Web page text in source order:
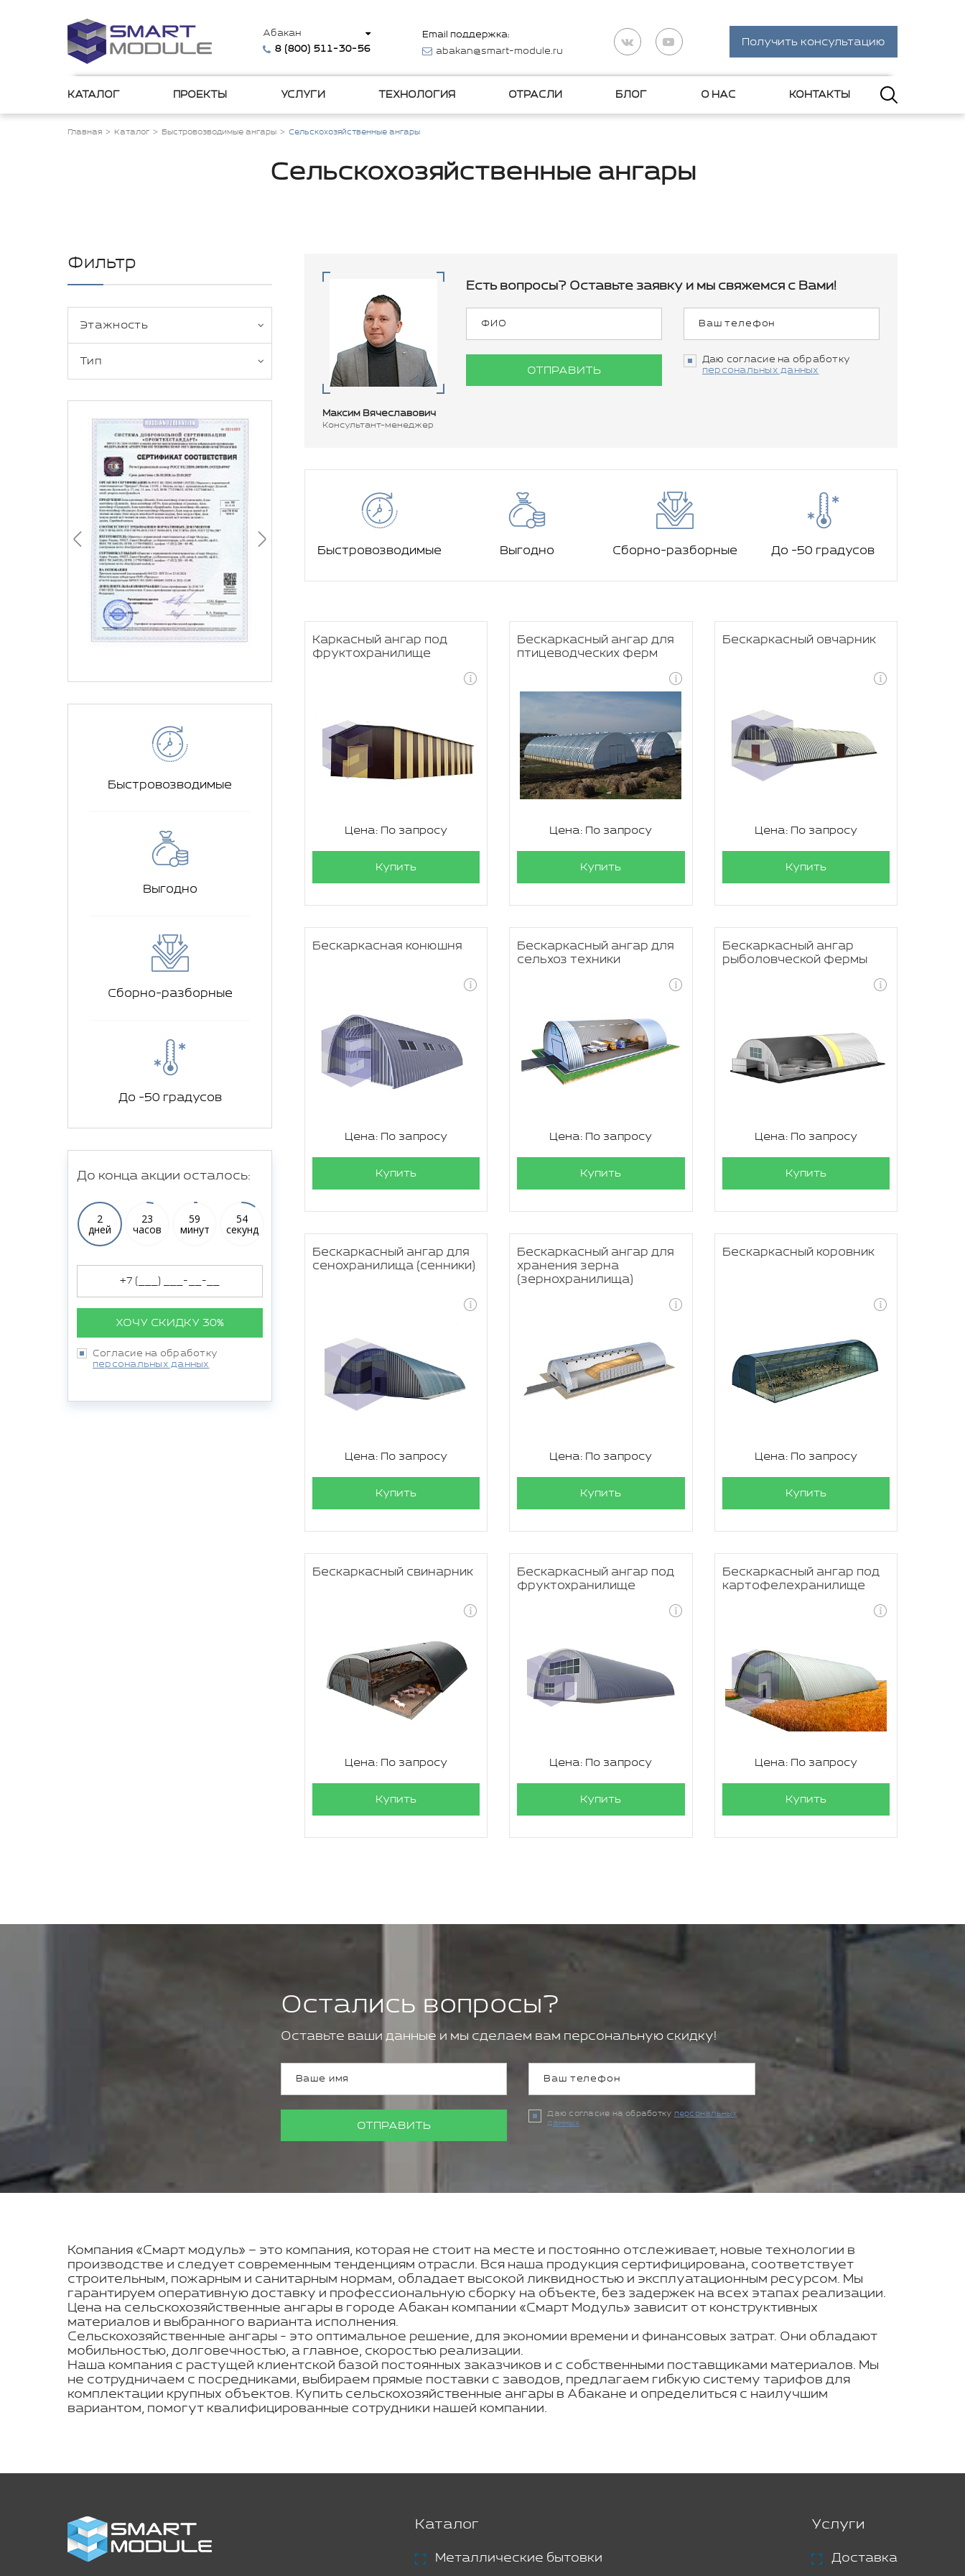
Абакан
8 (800) 511-30-56
Email поддержка:
abakan@smart-module.ru
Получить консультацию
КАТАЛОГ ПРОЕКТЫ УСЛУГИ ТЕХНОЛОГИЯ ОТРАСЛИ БЛОГ О НАС КОНТАКТЫ
Главная Каталог Быстровозводимые ангары Сельскохозяйственные ангары
Сельскохозяйственные ангары
Фильтр
Этажность
Тип
Быстровозводимые
Выгодно
Сборно-разборные
До -50 градусов
До конца акции осталось:
2
дней
23
часов
59
минут
53
секунд
ХОЧУ СКИДКУ 30%
Согласие на обработку
персональных данных
Максим Вячеславович
Консультант-менеджер
Есть вопросы? Оставьте заявку и мы свяжемся с Вами!
ОТПРАВИТЬ
Даю согласие на обработку
персональных данных
Быстровозводимые Выгодно Сборно-разборные До -50 градусов
Каркасный ангар под
фруктохранилище
Цена: По запросу
Купить
Бескаркасный ангар для
птицеводческих ферм
Цена: По запросу
Купить
Бескаркасный овчарник
Цена: По запросу
Купить
Бескаркасная конюшня
Цена: По запросу
Купить
Бескаркасный ангар для
сельхоз техники
Цена: По запросу
Купить
Бескаркасный ангар
рыболовческой фермы
Цена: По запросу
Купить
Бескаркасный ангар для
сенохранилища (сенники)
Цена: По запросу
Купить
Бескаркасный ангар для
хранения зерна
(зернохранилища)
Цена: По запросу
Купить
Бескаркасный коровник
Цена: По запросу
Купить
Бескаркасный свинарник
Цена: По запросу
Купить
Бескаркасный ангар под
фруктохранилище
Цена: По запросу
Купить
Бескаркасный ангар под
картофелехранилище
Цена: По запросу
Купить
Остались вопросы?
Оставьте ваши данные и мы сделаем вам персональную скидку!
ОТПРАВИТЬ
Даю согласие на обработку персональных
данных
Компания «Смарт модуль» – это компания, которая не стоит на месте и постоянно отслеживает, новые технологии в
производстве и следует современным тенденциям отрасли. Вся наша продукция сертифицирована, соответствует
строительным, пожарным и санитарным нормам, обладает высокой ликвидностью и эксплуатационным ресурсом. Мы
гарантируем оперативную доставку и профессиональную сборку на объекте, без задержек на всех этапах реализации.
Цена на сельскохозяйственные ангары в городе Абакан компании «Смарт Модуль» зависит от конструктивных
материалов и выбранного варианта исполнения.
Сельскохозяйственные ангары - это оптимальное решение, для экономии времени и финансовых затрат. Они обладают
мобильностью, долговечностью, а главное, скоростью реализации.
Наша компания с растущей клиентской базой постоянных заказчиков и с собственными поставщиками материалов. Мы
не сотрудничаем с посредниками, выбираем прямые поставки с заводов, предлагаем гибкую систему тарифов для
комплектации крупных объектов. Купить сельскохозяйственные ангары в Абакане и определиться с наилучшим
вариантом, помогут квалифицированные сотрудники нашей компании.
Каталог
Металлические бытовки
Услуги
Доставка